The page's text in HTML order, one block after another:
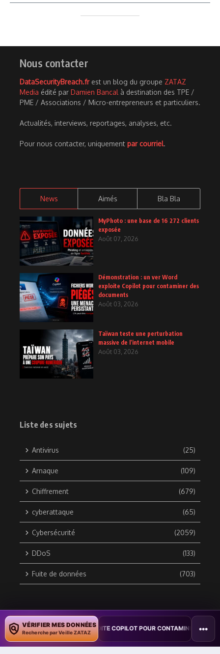
Nous contacter
DataSecurityBreach.frest un blog du groupe ZATAZ
Media édité par Damien Bancal à destination des TPE /
PME / Associations / Micro-entrepreneurs et particuliers.
Actualités, interviews, reportages, analyses, etc.
Pour nous contacter, uniquement par courriel.
News Aimés Bla Bla
MyPhoto : une base de 16 272 clients
exposée
Août 07, 2026
Démonstration : un ver Word
exploite Copilot pour contaminer des
documents
Août 03, 2026
Taïwan teste une perturbation
massive de l’internet mobile
Août 03, 2026
Liste des sujets
Antivirus (25)
Arnaque (109)
Chiffrement (679)
cyberattaque (65)
Cybersécurité (2059)
DDoS (133)
Fuite de données (703)
Copyright © 2010 / 2026 DATA SECURITY BREACH - Groupe
ZATAZ Média
VÉRIFIER MES DONNÉES
Recherche par Veille ZATAZ
VER WORD EXPLOITE COPILOT POUR CONTAMINER DES DOCUMENTS
•••